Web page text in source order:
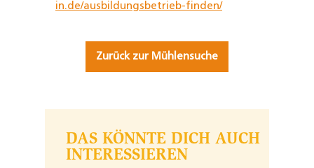
in.de/ausbildungsbetrieb-finden/
Zurück zur Mühlensuche
DAS KÖNNTE DICH AUCH
INTERESSIEREN